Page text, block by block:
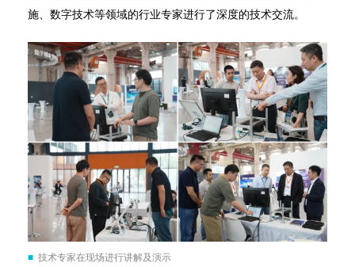
施、数字技术等领域的行业专家进行了深度的技术交流。
■ 技术专家在现场进行讲解及演示